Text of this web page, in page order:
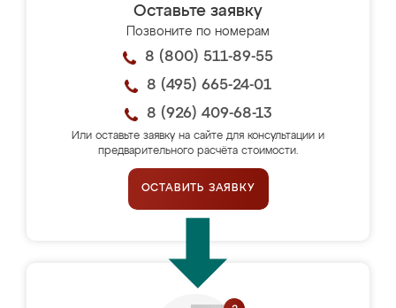
Оставьте заявку
Позвоните по номерам
8 (800) 511-89-55
8 (495) 665-24-01
8 (926) 409-68-13
Или оставьте заявку на сайте для консультации и
предварительного расчёта стоимости.
ОСТАВИТЬ ЗАЯВКУ